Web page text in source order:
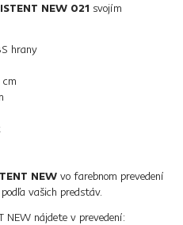
NEW 021 svojím
hrany
NEW vo farebnom prevedení
vašich predstáv.
NEW nájdete v prevedení: